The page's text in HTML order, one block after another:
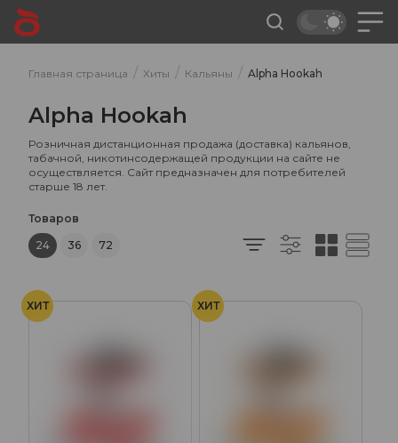
Главная страница / Хиты / Кальяны / Alpha Hookah
Alpha Hookah
Розничная дистанционная продажа (доставка) кальянов,
табачной, никотинсодержащей продукции на сайте не
осуществляется. Сайт предназначен для потребителей
старше 18 лет.
Товаров
24
36 72
ХИТ ХИТ